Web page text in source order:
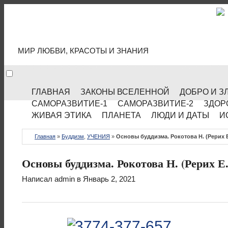
МИР ЛЮБВИ, КРАСОТЫ И ЗНАНИЯ
ГЛАВНАЯ ЗАКОНЫ ВСЕЛЕННОЙ
ДОБРО И
САМОРАЗВИТИЕ-1
САМОРАЗВИТИЕ-2
ЖИВАЯ ЭТИКА
ПЛАНЕТА ЛЮДИ И ДАТЫ
Главная » Буддизм УЧЕНИЯ » Основы буддизма. Рокотова Н. (Рерих
Основы буддизма. Рокотова Н. (Рерих
Написал admin в Январь 2, 2021